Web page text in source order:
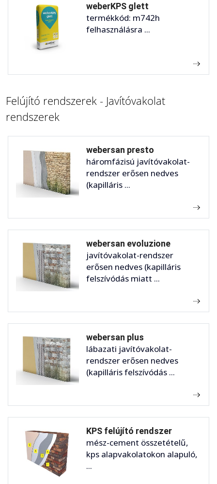
weberKPS glett
termékkód: m742h
felhasználásra ...
Felújító rendszerek - Javítóvakolat
rendszerek
webersan presto
háromfázisú javítóvakolat-
rendszer erősen nedves
(kapilláris ...
webersan evoluzione
javítóvakolat-rendszer
erősen nedves (kapilláris
felszívódás miatt ...
webersan plus
lábazati javítóvakolat-
rendszer erősen nedves
(kapilláris felszívódás ...
KPS felújító rendszer
mész-cement összetételű,
kps alapvakolatokon alapuló,
...